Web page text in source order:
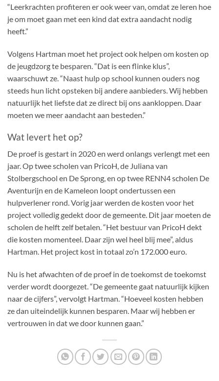
“Leerkrachten profiteren er ook weer van, omdat ze leren hoe
je om moet gaan met een kind dat extra aandacht nodig
heeft.”
Volgens Hartman moet het project ook helpen om kosten op
de jeugdzorg te besparen. “Dat is een flinke klus”,
waarschuwt ze. “Naast hulp op school kunnen ouders nog
steeds hun licht opsteken bij andere aanbieders. Wij hebben
natuurlijk het liefste dat ze direct bij ons aankloppen. Daar
moeten we meer aandacht aan besteden.”
Wat levert het op?
De proef is gestart in 2020 en werd onlangs verlengt met een
jaar. Op twee scholen van PricoH, de Juliana van
Stolbergschool en De Sprong, en op twee RENN4 scholen De
Aventurijn en de Kameleon loopt ondertussen een
hulpverlener rond. Vorig jaar werden de kosten voor het
project volledig gedekt door de gemeente. Dit jaar moeten de
scholen de helft zelf betalen. “Het bestuur van PricoH dekt
die kosten momenteel. Daar zijn wel heel blij mee”, aldus
Hartman. Het project kost in totaal zo’n 172.000 euro.
Nu is het afwachten of de proef in de toekomst de toekomst
verder wordt doorgezet. “De gemeente gaat natuurlijk kijken
naar de cijfers”, vervolgt Hartman. “Hoeveel kosten hebben
ze dan uiteindelijk kunnen besparen. Maar wij hebben er
vertrouwen in dat we door kunnen gaan.”